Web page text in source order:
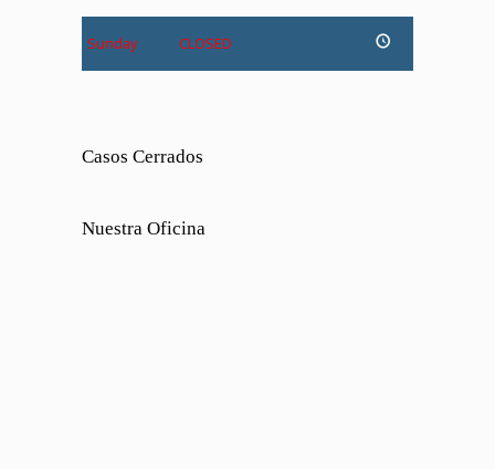
Sunday CLOSED
Casos Cerrados
Nuestra Oficina